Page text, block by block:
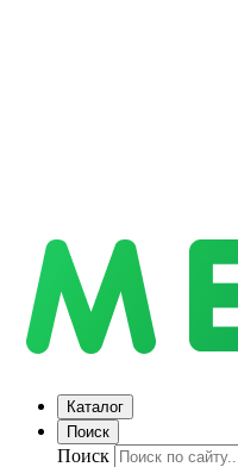
Каталог
Поиск
Поиск